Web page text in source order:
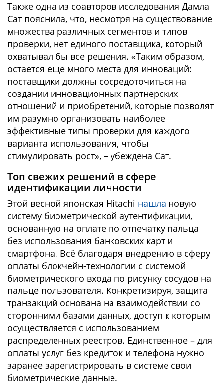
Также одна из соавторов исследования Дамла
Сат пояснила, что, несмотря на существование
множества различных сегментов и типов
проверки, нет единого поставщика, который
охватывал бы все решения. «Таким образом,
остается еще много места для инноваций:
поставщики должны сосредоточиться на
создании инновационных партнерских
отношений и приобретений, которые позволят
им разумно организовать наиболее
эффективные типы проверки для каждого
варианта использования, чтобы
стимулировать рост», – убеждена Сат.
Топ свежих решений в сфере
идентификации личности
Этой весной японская Hitachi нашла новую
систему биометрической аутентификации,
основанную на оплате по отпечатку пальца
без использования банковских карт и
смартфона. Всё благодаря внедрению в сферу
оплаты блокчейн-технологии с системой
биометрического входа по рисунку сосудов на
пальце пользователя. Конкретизируя, защита
транзакций основана на взаимодействии со
сторонними базами данных, доступ к которым
осуществляется с использованием
распределенных реестров. Единственное – для
оплаты услуг без кредиток и телефона нужно
заранее зарегистрировать в системе свои
биометрические данные.